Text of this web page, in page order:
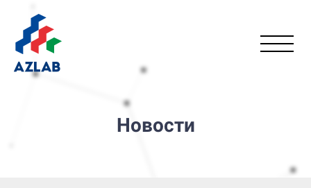
Новости